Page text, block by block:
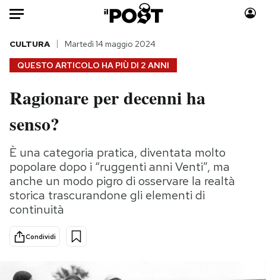
Auto
HOME
Italia
Politica
Tecnologia
Internet
Scienza
Cultura
Sport
Moda
Storie/Idee
Ok Boomer!
Media
Europa
QUESTO ARTICOLO HA PIÙ DI 2 ANNI
CULTURA Martedì 14 maggio 2024
Ragionare per decenni ha
senso?
È una categoria pratica, diventata molto
popolare dopo i “ruggenti anni Venti”, ma
anche un modo pigro di osservare la realtà
storica trascurandone gli elementi di
continuità
Condividi